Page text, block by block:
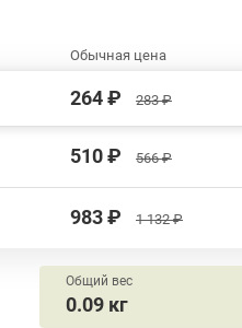
Обычная цена
264 ₽ 283 ₽
510 ₽ 566 ₽
983 ₽ 1 132 ₽
Общий вес
0.09 кг